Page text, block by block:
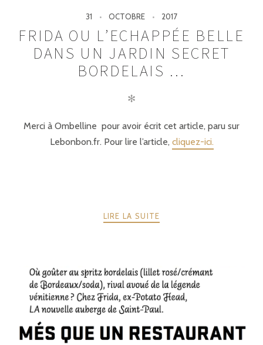
31 OCTOBRE 2017
FRIDA OU L’ECHAPPÉE BELLE
DANS UN JARDIN SECRET
BORDELAIS …
✻
Merci à Ombelline pour avoir écrit cet article, paru sur
Lebonbon.fr. Pour lire l’article, cliquez-ici.
LIRE LA SUITE